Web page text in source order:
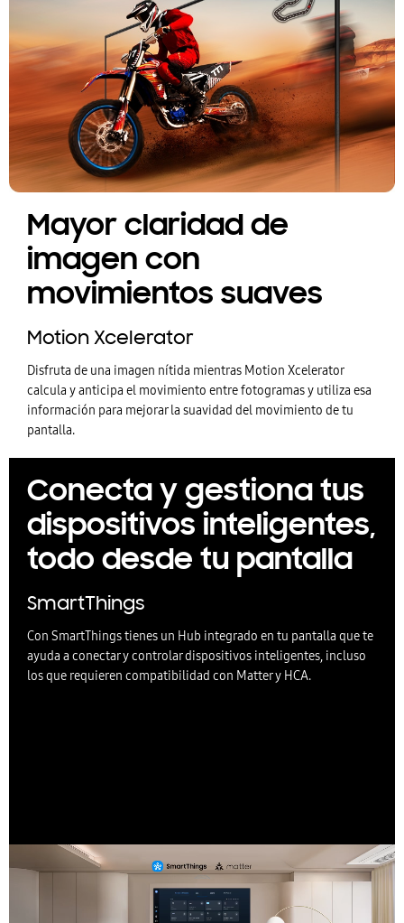
Mayor claridad de
imagen con
movimientos suaves
Motion Xcelerator
Disfruta de una imagen nítida mientras Motion Xcelerator
calcula y anticipa el movimiento entre fotogramas y utiliza esa
información para mejorar la suavidad del movimiento de tu
pantalla.
Conecta y gestiona tus
dispositivos inteligentes,
todo desde tu pantalla
SmartThings
Con SmartThings tienes un Hub integrado en tu pantalla que te
ayuda a conectar y controlar dispositivos inteligentes, incluso
los que requieren compatibilidad con Matter y HCA.